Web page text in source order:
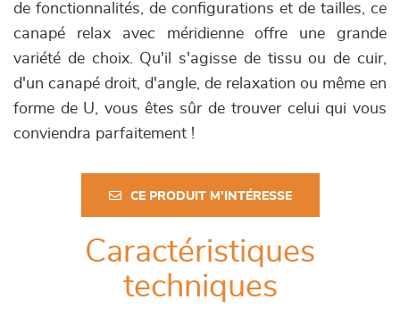
de fonctionnalités, de configurations et de tailles, ce
canapé relax avec méridienne offre une grande
variété de choix. Qu'il s'agisse de tissu ou de cuir,
d'un canapé droit, d'angle, de relaxation ou même en
forme de U, vous êtes sûr de trouver celui qui vous
conviendra parfaitement !
CE PRODUIT M'INTÉRESSE
Caractéristiques
techniques